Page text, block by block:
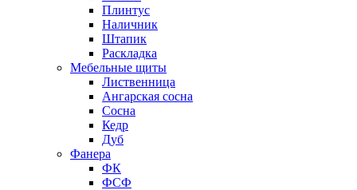
Плинтус
Наличник
Штапик
Раскладка
Мебельные щиты
Лиственница
Ангарская сосна
Сосна
Кедр
Дуб
Фанера
ФК
ФСФ